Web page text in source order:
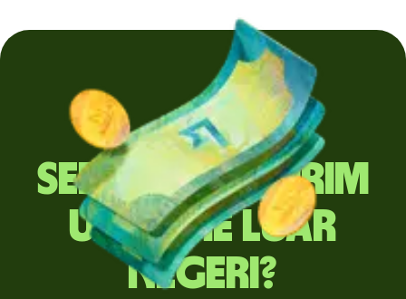
Sering mengirim
uang ke luar
negeri?